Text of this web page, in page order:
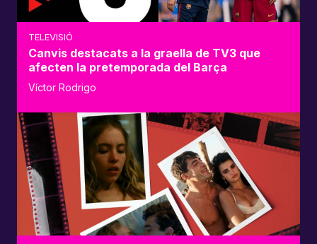
TELEVISIÓ
Canvis destacats a la graella de TV3 que
afecten la pretemporada del Barça
Víctor Rodrigo